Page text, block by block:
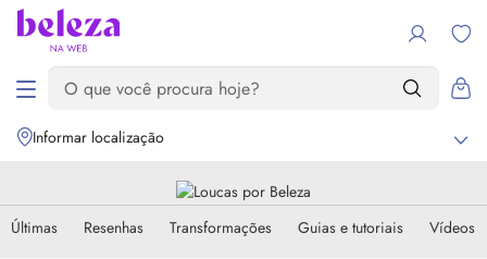
Informar localização
Últimas Resenhas Transformações Guias e tutoriais Vídeos